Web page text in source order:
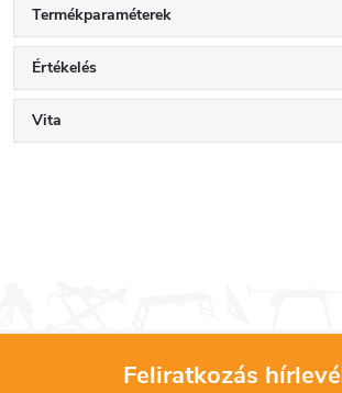
Termékparaméterek
Értékelés
Vita
Feliratkozás